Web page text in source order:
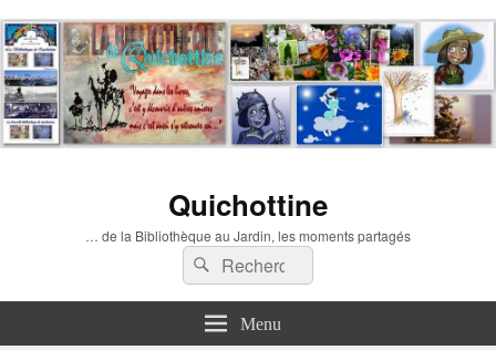
Quichottine
… de la Bibliothèque au Jardin, les moments partagés
Recherche :
Rechercher
Menu